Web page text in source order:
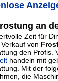
an
Zeit für
von
den Profis.
handeln mit
Mit der
die